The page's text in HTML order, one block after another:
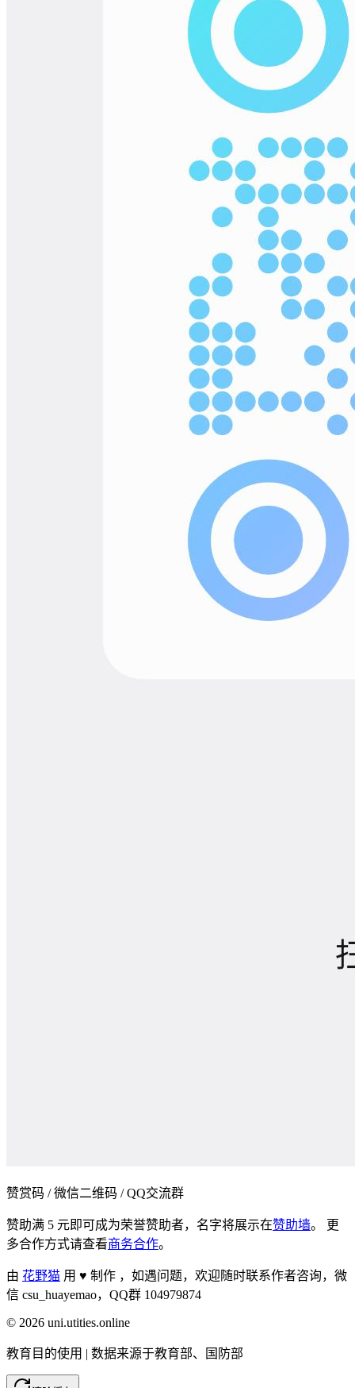
赞赏码 / 微信二维码 / QQ交流群
赞助满 5 元即可成为荣誉赞助者，名字将展示在赞助墙。 更
多合作方式请查看商务合作。
由 花野猫 用 ♥ 制作 ， 如遇问题，欢迎随时联系作者咨询，微
信 csu_huayemao，QQ群 104979874
© 2026 uni.utities.online
教育目的使用 | 数据来源于教育部、国防部